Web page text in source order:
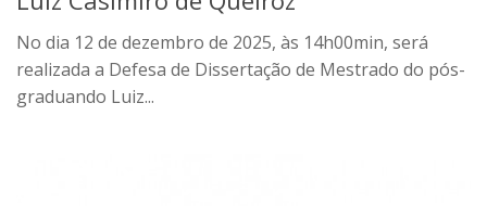
Exposições Passadas
Aquisição de Acervo
Educativo
No dia 12 de dezembro de 2025, às 14h00min, será
realizada a Defesa de Dissertação de Mestrado do pós-
graduando Luiz...